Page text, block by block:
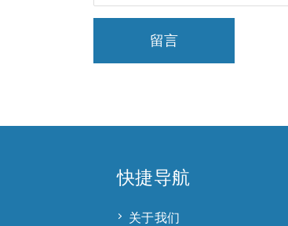
留言
快捷导航
关于我们